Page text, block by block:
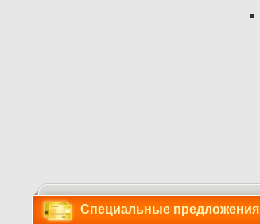
Специальные предложения